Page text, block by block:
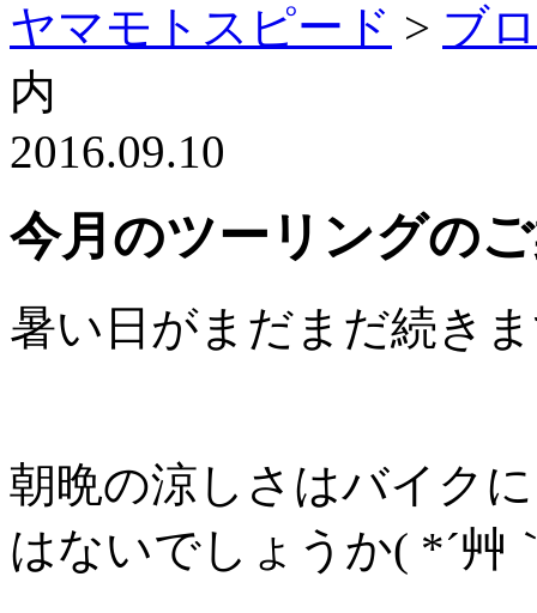
ヤマモトスピード > ブ
内
2016.09.10
今月のツーリングの
暑い日がまだまだ続き
朝晩の涼しさはバイク
はないでしょうか( *´艸